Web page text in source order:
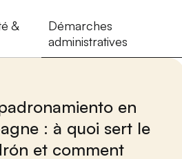
&
Démarches
administratives
en
: à quoi sert le
et comment